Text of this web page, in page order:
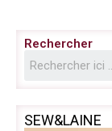
Rechercher
SEW&LAINE